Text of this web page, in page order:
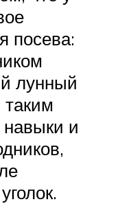
посева:
лунный
и